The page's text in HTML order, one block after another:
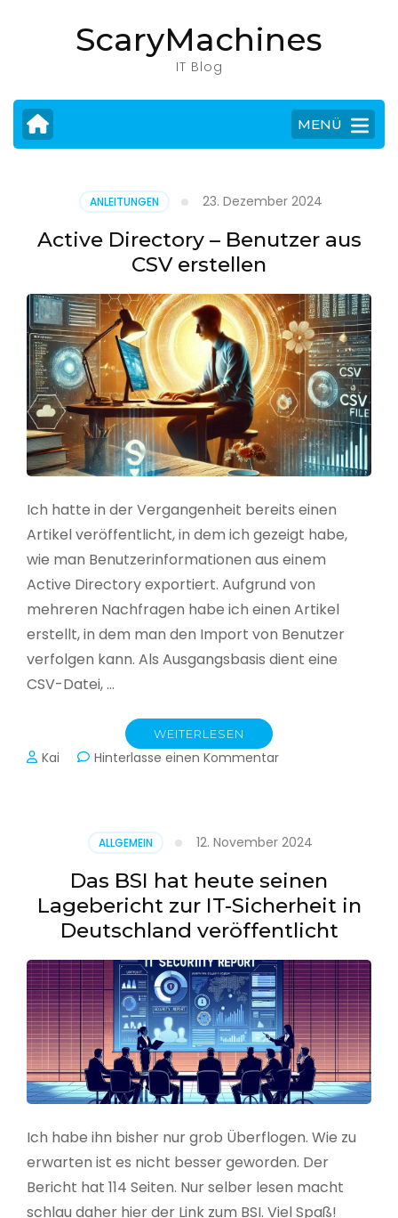
drücken)
ScaryMachines
IT Blog
MENÜ
ANLEITUNGEN 23. Dezember 2024
Active Directory – Benutzer aus
CSV erstellen
Ich hatte in der Vergangenheit bereits einen
Artikel veröffentlicht, in dem ich gezeigt habe,
wie man Benutzerinformationen aus einem
Active Directory exportiert. Aufgrund von
mehreren Nachfragen habe ich einen Artikel
erstellt, in dem man den Import von Benutzer
verfolgen kann. Als Ausgangsbasis dient eine
CSV-Datei, …
WEITERLESEN
Kai Hinterlasse einen Kommentarzu
aus
CSV
erstellen
ALLGEMEIN 12. November 2024
Das BSI hat heute seinen
Lagebericht zur IT-Sicherheit in
Deutschland veröffentlicht
Ich habe ihn bisher nur grob Überflogen. Wie zu
erwarten ist es nicht besser geworden. Der
Bericht hat 114 Seiten. Nur selber lesen macht
schlau daher hier der Link zum BSI. Viel Spaß!